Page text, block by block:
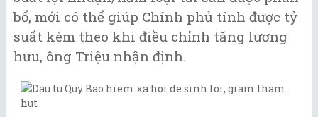
bổ, mới có thể giúp Chính phủ tính được tỷ
suất kèm theo khi điều chỉnh tăng lương
hưu, ông Triệu nhận định.